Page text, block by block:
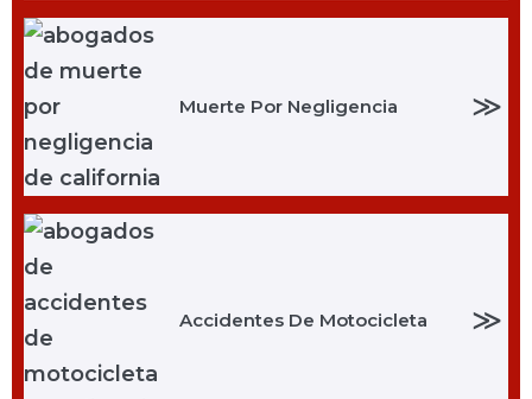
Muerte Por Negligencia ≫
Accidentes De Motocicleta ≫